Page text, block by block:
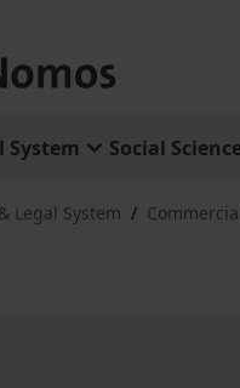
System Social
Legal System /